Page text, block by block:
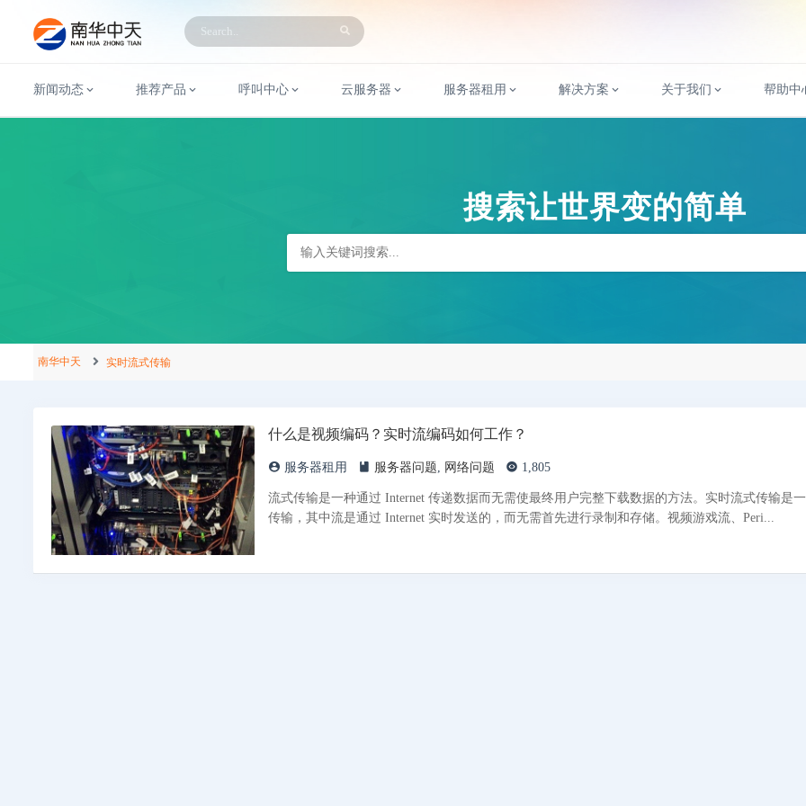
新闻动态 推荐产品 呼叫中心 云服务器 服务器租用 解决方案 关于我们 帮助中
搜索让世界变的简单
南华中天 实时流式传输
什么是视频编码？实时流编码如何工作？
服务器租用 服务器问题, 网络问题 1,805
流式传输是一种通过 Internet 传递数据而无需使最终用户完整下载数据的方法。实时流式传输是
传输，其中流是通过 Internet 实时发送的，而无需首先进行录制和存储。视频游戏流、Peri...